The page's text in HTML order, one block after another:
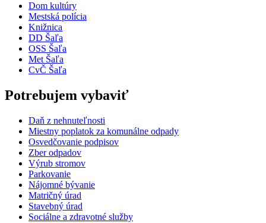
Dom kultúry
Mestská polícia
Knižnica
DD Šaľa
OSS Šaľa
Met Šaľa
CvČ Šaľa
Potrebujem vybaviť
Daň z nehnuteľnosti
Miestny poplatok za komunálne odpady
Osvedčovanie podpisov
Zber odpadov
Výrub stromov
Parkovanie
Nájomné bývanie
Matričný úrad
Stavebný úrad
Sociálne a zdravotné služby